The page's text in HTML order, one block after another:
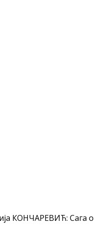
КОНЧАРЕВИЋ: Сага о